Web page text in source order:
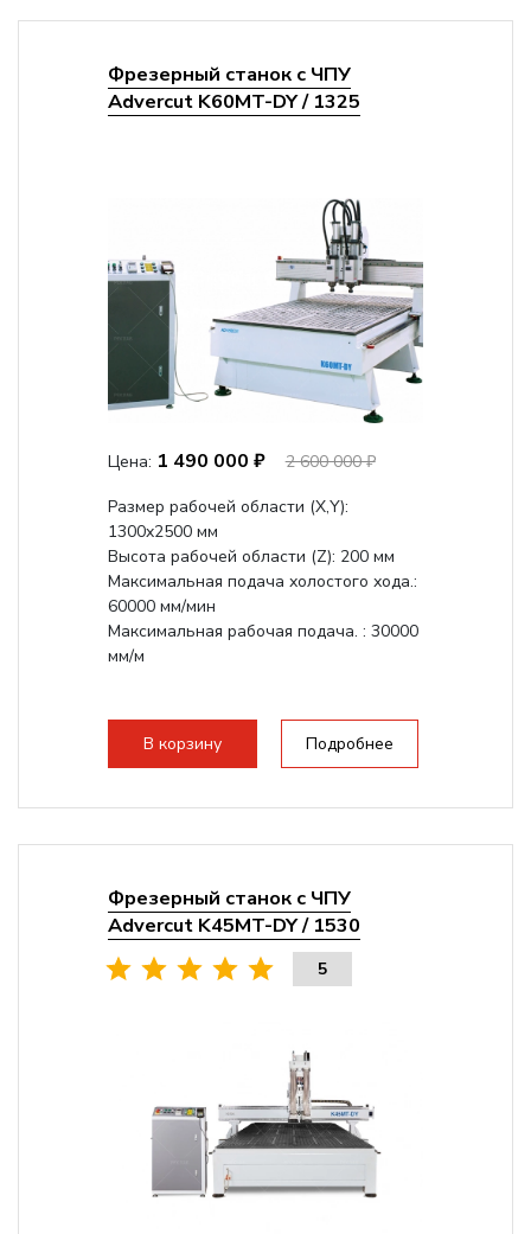
Фрезерный станок с ЧПУ
Advercut K60MT-DY / 1325
Цена: 1 490 000 ₽
2 600 000 ₽
Размер рабочей области (Х,Y):
1300x2500 мм
Высота рабочей области (Z): 200 мм
Максимальная подача холостого хода.:
60000 мм/мин
Максимальная рабочая подача. : 30000
мм/м
В корзину Подробнее
Фрезерный станок с ЧПУ
Advercut K45MT-DY / 1530
5